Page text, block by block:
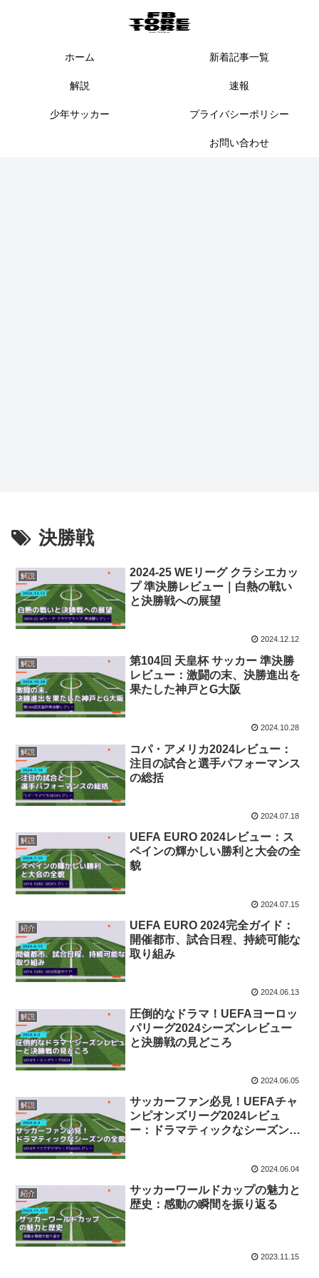
ホーム 新着記事一覧
解説 速報
少年サッカー プライバシーポリシー
お問い合わせ
決勝戦
解説
2024-25 WEリーグ クラシエカッ
プ 準決勝レビュー｜白熱の戦い
と決勝戦への展望
2024.12.12
解説
第104回 天皇杯 サッカー 準決勝
レビュー：激闘の末、決勝進出を
果たした神戸とG大阪
2024.10.28
解説
コパ・アメリカ2024レビュー：
注目の試合と選手パフォーマンス
の総括
2024.07.18
解説
UEFA EURO 2024レビュー：ス
ペインの輝かしい勝利と大会の全
貌
2024.07.15
紹介
UEFA EURO 2024完全ガイド：
開催都市、試合日程、持続可能な
取り組み
2024.06.13
解説
圧倒的なドラマ！UEFAヨーロッ
パリーグ2024シーズンレビュー
と決勝戦の見どころ
2024.06.05
解説
サッカーファン必見！UEFAチャ
ンピオンズリーグ2024レビュ
ー：ドラマティックなシーズンの
2024.06.04
紹介
サッカーワールドカップの魅力と
歴史：感動の瞬間を振り返る
2023.11.15